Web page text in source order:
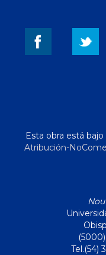
Esta obra está bajo
Atribución-
Tel.(54)